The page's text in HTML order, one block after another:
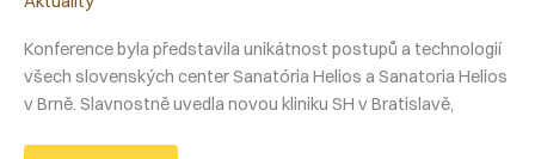
Konference byla představila unikátnost postupů a technologií
všech slovenských center Sanatória Helios a Sanatoria Helios
v Brně. Slavnostně uvedla novou kliniku SH v Bratislavě,